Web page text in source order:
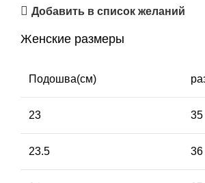
Добавить в список желаний
Женские размеры
Подошва(см)
23 35
23.5 36